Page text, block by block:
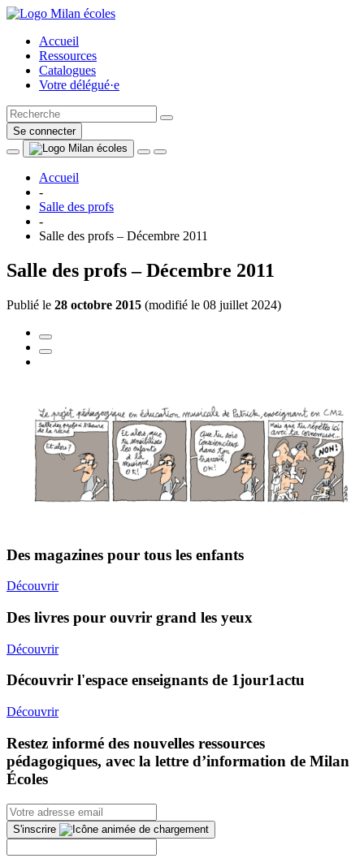
Accueil
Ressources
Catalogues
Votre délégué·e
Se connecter
Accueil
-
Salle des profs
-
Salle des profs – Décembre 2011
Salle des profs – Décembre 2011
Publié le 28 octobre 2015 (modifié le 08 juillet 2024)
Des magazines pour tous les enfants
Découvrir
Des livres pour ouvrir grand les yeux
Découvrir
Découvrir l'espace enseignants de 1jour1actu
Découvrir
Restez informé des nouvelles ressources
pédagogiques, avec la lettre d’information de Milan
Écoles
S'inscrire